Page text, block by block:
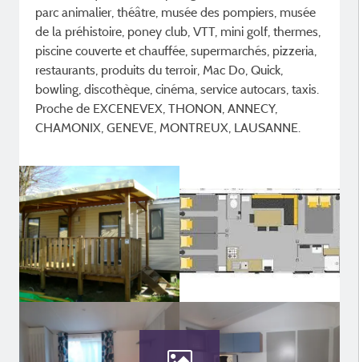
parc animalier, théâtre, musée des pompiers, musée
de la préhistoire, poney club, VTT, mini golf, thermes,
piscine couverte et chauffée, supermarchés, pizzeria,
restaurants, produits du terroir, Mac Do, Quick,
bowling, discothèque, cinéma, service autocars, taxis.
Proche de EXCENEVEX, THONON, ANNECY,
CHAMONIX, GENEVE, MONTREUX, LAUSANNE.